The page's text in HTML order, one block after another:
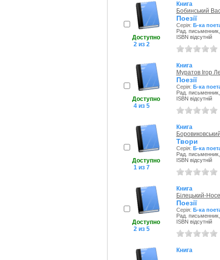
Доступно
2 из 2
Книга
Бобинський
Поезії
Серія: Б-ка
Рад.
ISBN відсутній
Доступно
4 из 5
Книга
Муратов Ігор
Поезії
Серія: Б-ка
Рад.
ISBN відсутній
Доступно
1 из 7
Книга
Твори
Серія: Б-ка
Рад.
ISBN відсутній
Доступно
2 из 5
Книга
Білецький-
Поезії
Серія: Б-ка
Рад.
ISBN відсутній
Книга